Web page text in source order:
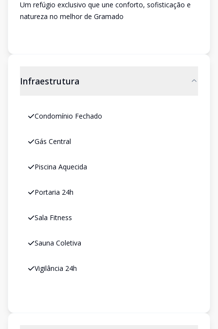
Um refúgio exclusivo que une conforto, sofisticação e
natureza no melhor de Gramado
Infraestrutura
Condomínio Fechado
Gás Central
Piscina Aquecida
Portaria 24h
Sala Fitness
Sauna Coletiva
Vigilância 24h